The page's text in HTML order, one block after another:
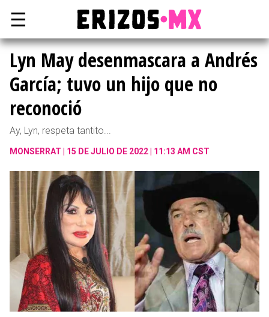
☰
Lyn May desenmascara a Andrés
García; tuvo un hijo que no
reconoció
Ay, Lyn, respeta tantito...
MONSERRAT 15 DE JULIO DE 2022 | 11:13 AM CST